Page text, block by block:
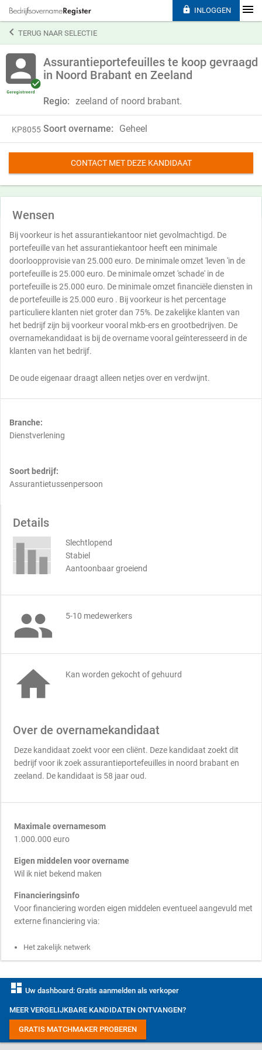
TERUG NAAR SELECTIE
Assurantieportefeuilles te koop gevraagd
in Noord Brabant en Zeeland
Regio: zeeland of noord brabant.
KP8055 Soort overname: Geheel
CONTACT MET DEZE KANDIDAAT
Wensen
Bij voorkeur is het assurantiekantoor niet gevolmachtigd. De
portefeuille van het assurantiekantoor heeft een minimale
doorloopprovisie van 25.000 euro. De minimale omzet 'leven 'in de
portefeuille is 25.000 euro. De minimale omzet 'schade' in de
portefeuille is 25.000 euro. De minimale omzet financiële diensten in
de portefeuille is 25.000 euro . Bij voorkeur is het percentage
particuliere klanten niet groter dan 75%. De zakelijke klanten van
het bedrijf zijn bij voorkeur vooral mkb-ers en grootbedrijven. De
overnamekandidaat is bij de overname vooral geïnteresseerd in de
klanten van het bedrijf.
De oude eigenaar draagt alleen netjes over en verdwijnt.
Branche:
Dienstverlening
Soort bedrijf:
Assurantietussenpersoon
Details
Slechtlopend
Stabiel
Aantoonbaar groeiend
 5-10 medewerkers
 Kan worden gekocht of gehuurd
Over de overnamekandidaat
Deze kandidaat zoekt voor een cliënt. Deze kandidaat zoekt dit
bedrijf voor ik zoek assurantieportefeuilles in noord brabant en
zeeland. De kandidaat is 58 jaar oud.
Maximale overnamesom
1.000.000 euro
Eigen middelen voor overname
Wil ik niet bekend maken
Financieringsinfo
Voor financiering worden eigen middelen eventueel aangevuld met
externe financiering via:
Het zakelijk netwerk
 INLOGGEN
dashboard Uw dashboard: Gratis aanmelden als verkoper
MEER VERGELIJKBARE KANDIDATEN ONTVANGEN?
GRATIS MATCHMAKER PROBEREN